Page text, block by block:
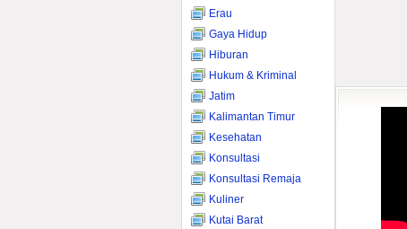
Erau
Gaya Hidup
Hiburan
Hukum & Kriminal
Jatim
Kalimantan Timur
Kesehatan
Konsultasi
Konsultasi Remaja
Kuliner
Kutai Barat